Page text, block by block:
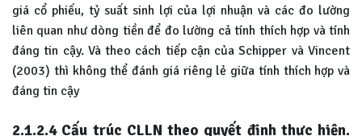
giá cổ phiếu, tỷ suất sinh lợi của lợi nhuận và các đo lường
liên quan như dòng tiền để đo lường cả tính thích hợp và tính
đáng tin cậy. Và theo cách tiếp cận của Schipper và Vincent
(2003) thì không thể đánh giá riêng lẻ giữa tính thích hợp và
đáng tin cậy
2.1.2.4 Cấu trúc CLLN theo quyết định thực hiện.